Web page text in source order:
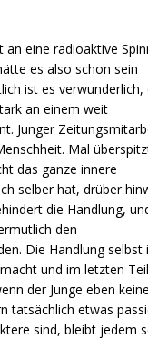
eine radioaktive
es also schon sein
ist es verwunderlich,
an einem weit
Junger
Mal
das ganze innere
selber hat, drüber
die Handlung,
den
Die Handlung selbst
und im letzten
der Junge eben
tatsächlich etwas
sind, bleibt jedem